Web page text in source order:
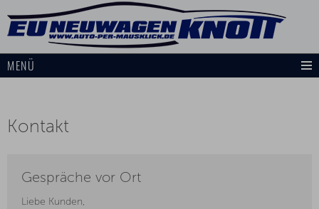
MENÜ
Kontakt
Gespräche vor Ort
Liebe Kunden,